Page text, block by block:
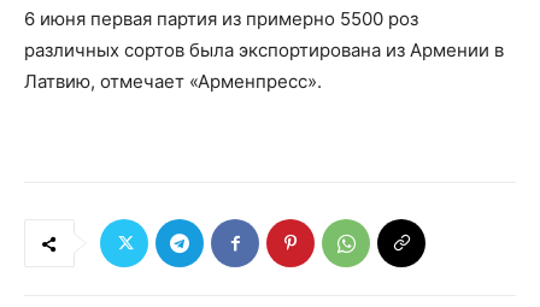
6 июня первая партия из примерно 5500 роз
различных сортов была экспортирована из Армении в
Латвию, отмечает «Арменпресс».